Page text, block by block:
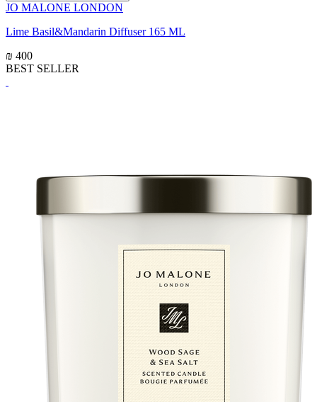
JO MALONE LONDON
Lime Basil&Mandarin Diffuser 165 ML
₪ 400
BEST SELLER